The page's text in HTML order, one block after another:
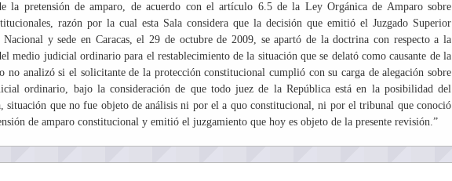
la pretensión de amparo, de acuerdo con el artículo 6.5 de la Ley Orgánica de Amparo sobre
razón por la cual esta Sala considera que la decisión que emitió el Juzgado Superior
y sede en Caracas, el 29 de octubre de 2009, se apartó de la doctrina con respecto a la
medio judicial ordinario para el restablecimiento de la situación que se delató como causante de la
no analizó si el solicitante de la protección constitucional cumplió con su carga de alegación sobre
ordinario, bajo la consideración de que todo juez de la República está en la posibilidad del
situación que no fue objeto de análisis ni por el a quo constitucional, ni por el tribunal que conoció
de amparo constitucional y emitió el juzgamiento que hoy es objeto de la presente revisión.”